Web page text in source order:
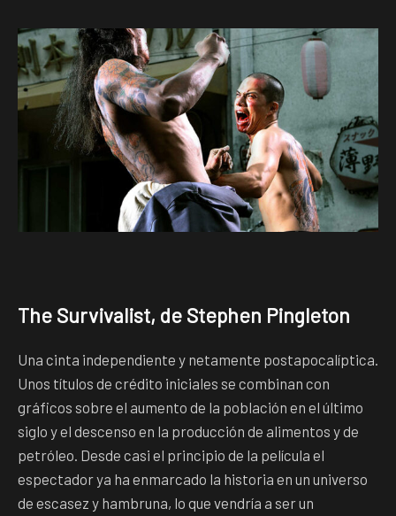
The Survivalist, de Stephen Pingleton
Una cinta independiente y netamente postapocalíptica.
Unos títulos de crédito iniciales se combinan con
gráficos sobre el aumento de la población en el último
siglo y el descenso en la producción de alimentos y de
petróleo. Desde casi el principio de la película el
espectador ya ha enmarcado la historia en un universo
de escasez y hambruna, lo que vendría a ser un